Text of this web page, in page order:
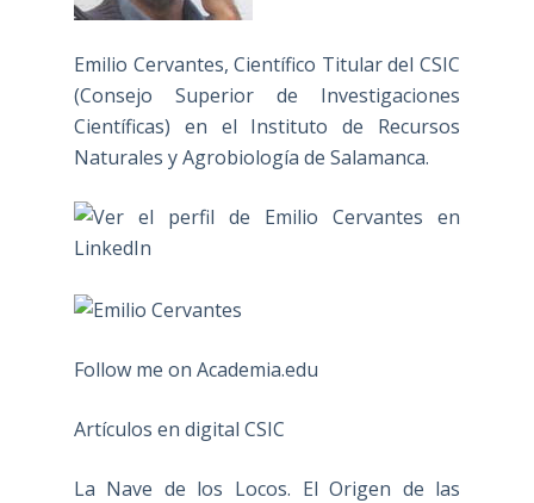
Emilio Cervantes, Científico Titular del CSIC
(Consejo Superior de Investigaciones
Científicas) en el Instituto de Recursos
Naturales y Agrobiología de Salamanca.
Follow me on Academia.edu
Artículos en digital CSIC
La Nave de los Locos. El Origen de las